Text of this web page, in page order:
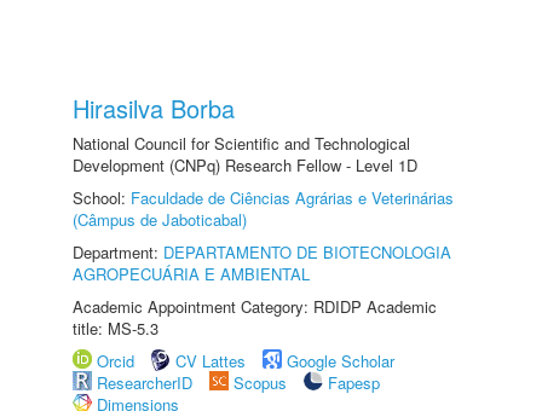
Hirasilva Borba
National Council for Scientific and Technological
Development (CNPq) Research Fellow - Level 1D
School: Faculdade de Ciências Agrárias e Veterinárias
(Câmpus de Jaboticabal)
Department: DEPARTAMENTO DE BIOTECNOLOGIA
AGROPECUÁRIA E AMBIENTAL
Academic Appointment Category: RDIDP Academic
title: MS-5.3
Orcid
CV Lattes
Google Scholar
ResearcherID
Scopus
Fapesp
Dimensions